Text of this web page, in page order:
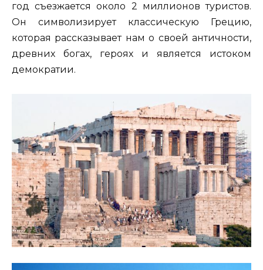
год съезжается около 2 миллионов туристов.
Он символизирует классическую Грецию,
которая рассказывает нам о своей античности,
древних богах, героях и является истоком
демократии.